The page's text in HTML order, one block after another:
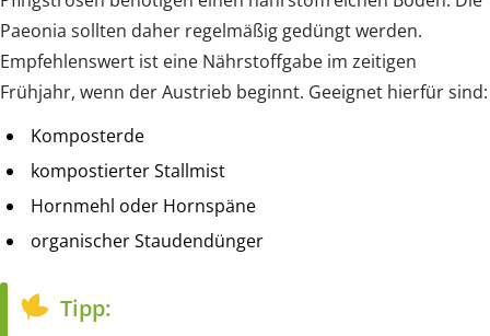
Paeonia sollten daher regelmäßig gedüngt werden.
Empfehlenswert ist eine Nährstoffgabe im zeitigen
Frühjahr, wenn der Austrieb beginnt. Geeignet hierfür sind:
Komposterde
kompostierter Stallmist
Hornmehl oder Hornspäne
organischer Staudendünger
Tipp: